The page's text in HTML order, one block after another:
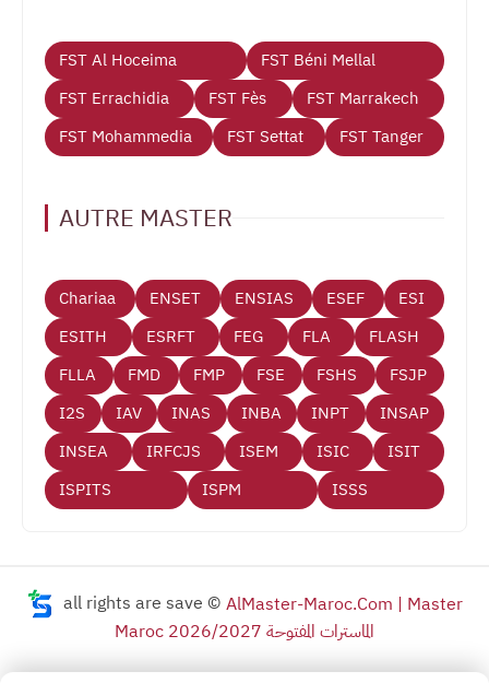
FST Al Hoceima
FST Béni Mellal
FST Errachidia
FST Fès
FST Marrakech
FST Mohammedia
FST Settat FST Tanger
AUTRE MASTER
Chariaa ENSET ENSIAS ESEF
ESI
ESITH
ESRFT FEG FLA
FLASH
FLLA
FMD FMP FSE FSHS
FSJP
I2S
IAV INAS INBA INPT
INSAP
INSEA
IRFCJS ISEM ISIC
ISIT
ISPITS
ISPM ISSS
all rights are save © AlMaster-Maroc.Com | Master
Maroc 2026/2027 الماسترات المفتوحة